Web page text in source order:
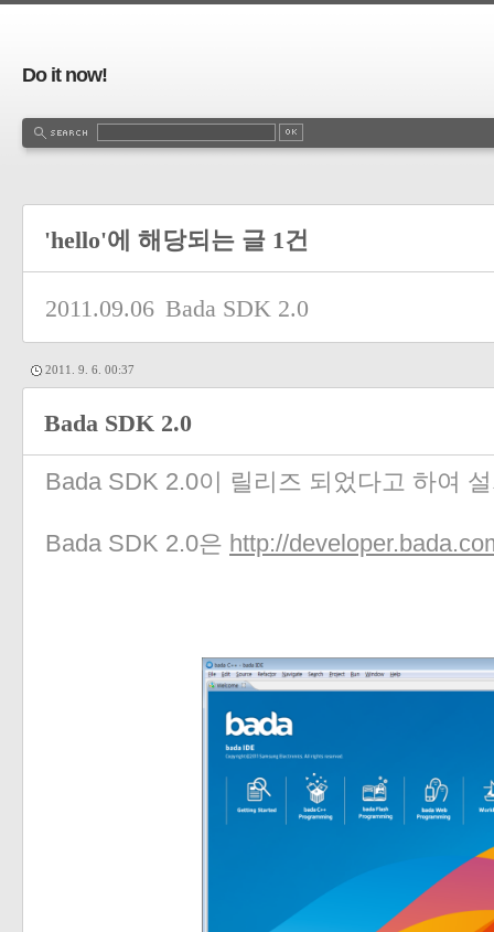
Do it now!
'hello'에 해당되는 글 1건
2011.09.06 Bada SDK 2.0
2011. 9. 6. 00:37
Bada SDK 2.0
Bada SDK 2.0이 릴리즈 되었다고 하여
Bada SDK 2.0은 http://